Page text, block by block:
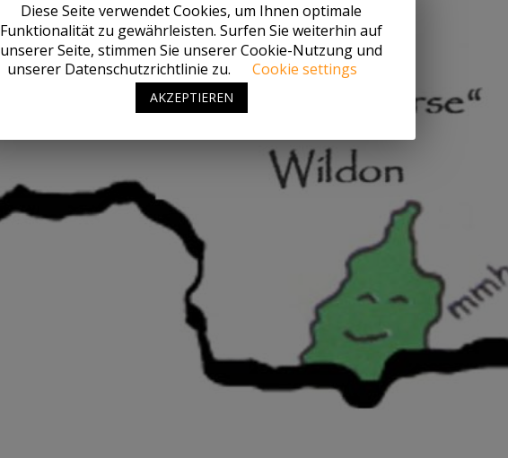
Diese Seite verwendet Cookies, um Ihnen optimale
Funktionalität zu gewährleisten. Surfen Sie weiterhin auf
unserer Seite, stimmen Sie unserer Cookie-Nutzung und
unserer Datenschutzrichtlinie zu.
Cookie settings
AKZEPTIEREN